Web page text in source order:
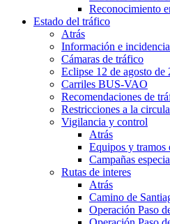
Reconocimiento
Estado del tráfico
Atrás
Información e
Cámaras de tráfico
Eclipse 12 de agosto de
Carriles BUS-VAO
Recomendaciones de
Restricciones a la
Vigilancia y control
Atrás
Equipos y tramos
Campañas
Rutas de interes
Atrás
Camino de
Operación Paso